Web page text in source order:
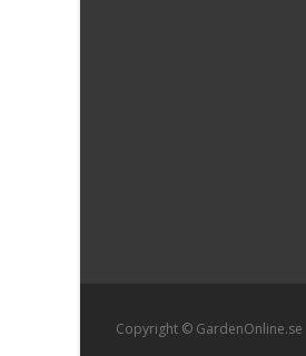
Copyright © GardenOnline.se